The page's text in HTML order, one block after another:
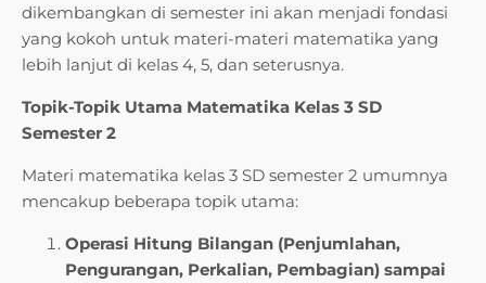
dikembangkan di semester ini akan menjadi fondasi
yang kokoh untuk materi-materi matematika yang
lebih lanjut di kelas 4, 5, dan seterusnya.
Topik-Topik Utama Matematika Kelas 3 SD
Semester 2
Materi matematika kelas 3 SD semester 2 umumnya
mencakup beberapa topik utama:
Operasi Hitung Bilangan (Penjumlahan,
Pengurangan, Perkalian, Pembagian) sampai